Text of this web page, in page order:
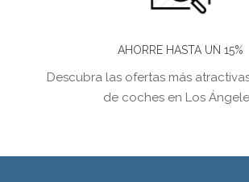
AHORRE HASTA UN 15%
Descubra las ofertas más
de coches en Los